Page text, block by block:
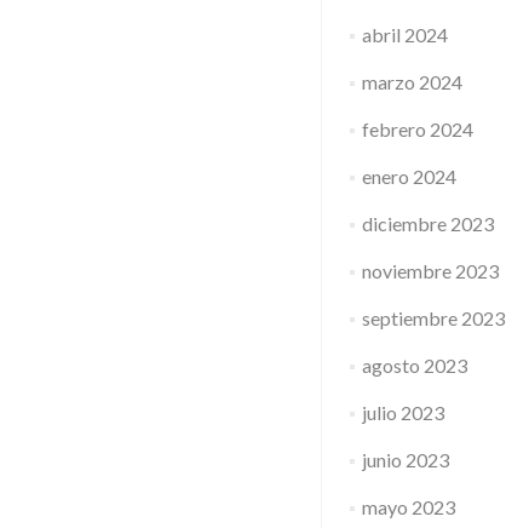
abril 2024
marzo 2024
febrero 2024
enero 2024
diciembre 2023
noviembre 2023
septiembre 2023
agosto 2023
julio 2023
junio 2023
mayo 2023